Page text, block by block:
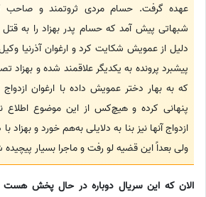
عهده گرفت. حسام مردی ثروتمند و صاحب
شبهاتی پیش آمد که حسام پدر بهزاد را به قتل
دلیل از عمویش شکایت کرد و ارغوان آذرنیا
پیشبرد پرونده به یکدیگر علاقمند شده و
که به بهار دختر عمویش داده با ارغوان
پنهانی کرده و هیچ‌کس از این موضوع اطلاع
ازدواج آنها نیز بنا به دلایلی به‌هم خورد و بهزاد
ولی بعداً این قضیه لو رفت و ماجرا بسیار
الان که این سریال دوباره در حال پخش